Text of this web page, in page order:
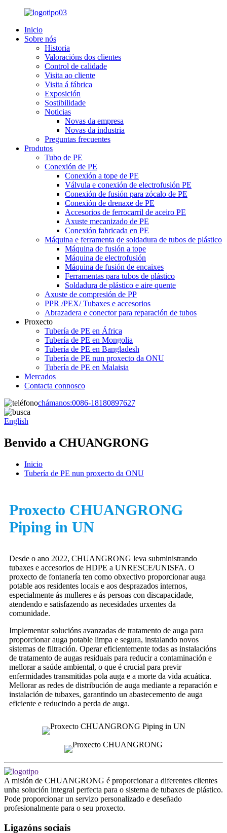
Inicio
Sobre nós
Historia
Valoracións dos clientes
Control de calidade
Visita ao cliente
Visita á fábrica
Exposición
Sostibilidade
Noticias
Novas da empresa
Novas da industria
Preguntas frecuentes
Produtos
Tubo de PE
Conexión de PE
Conexión a tope de PE
Válvula e conexión de electrofusión PE
Conexión de fusión para zócalo de PE
Conexión de drenaxe de PE
Accesorios de ferrocarril de aceiro PE
Axuste mecanizado de PE
Conexión fabricada en PE
Máquina e ferramenta de soldadura de tubos de plástico
Máquina de fusión a tope
Máquina de electrofusión
Máquina de fusión de encaixes
Ferramentas para tubos de plástico
Soldadura de plástico e aire quente
Axuste de compresión de PP
PPR /PEX/ Tubaxes e accesorios
Abrazadera e conector para reparación de tubos
Proxecto
Tubería de PE en África
Tubería de PE en Mongolia
Tubería de PE en Bangladesh
Tubería de PE nun proxecto da ONU
Tubería de PE en Malaisia
Mercados
Contacta connosco
chámanos:0086-18180897627
English
Benvido a CHUANGRONG
Inicio
Tubería de PE nun proxecto da ONU
Proxecto CHUANGRONG
Piping in UN
Desde o ano 2022, CHUANGRONG leva subministrando
tubaxes e accesorios de HDPE a UNRESCE/UNISFA. O
proxecto de fontanería ten como obxectivo proporcionar auga
potable aos residentes locais e aos desprazados internos,
especialmente ás mulleres e ás persoas con discapacidade,
atendendo e satisfazendo as necesidades urxentes da
comunidade.
Implementar solucións avanzadas de tratamento de auga para
proporcionar auga potable limpa e segura, instalando novos
sistemas de filtración. Operar eficientemente todas as instalacións
de tratamento de augas residuais para reducir a contaminación e
mellorar a saúde ambiental, o que é crucial para previr
enfermidades transmitidas pola auga e a morte da vida acuática.
Mellorar as redes de distribución de auga mediante a reparación e
instalación de tubaxes, garantindo un abastecemento de auga
eficiente e reducindo a perda de auga.
A misión de CHUANGRONG é proporcionar a diferentes clientes
unha solución integral perfecta para o sistema de tubaxes de plástico.
Pode proporcionar un servizo personalizado e deseñado
profesionalmente para o seu proxecto.
Ligazóns sociais